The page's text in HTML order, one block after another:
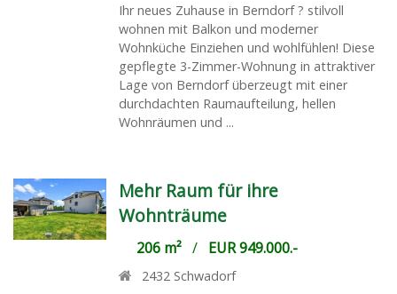
Ihr neues Zuhause in Berndorf ? stilvoll
wohnen mit Balkon und moderner
Wohnküche Einziehen und wohlfühlen! Diese
gepflegte 3-Zimmer-Wohnung in attraktiver
Lage von Berndorf überzeugt mit einer
durchdachten Raumaufteilung, hellen
Wohnräumen und ...
Mehr Raum für ihre
Wohnträume
206 m²/ EUR 949.000.-
2432 Schwadorf